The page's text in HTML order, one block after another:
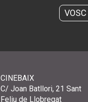
VOSC
CINEBAIX
C/ Joan Batllori, 21 Sant
Feliu de Llobregat